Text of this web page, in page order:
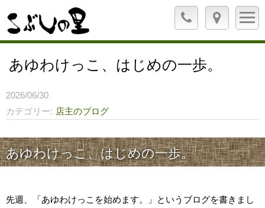
あゆわけっこ、はじめの一歩。
2026/06/30
カテゴリー
店主のブログ
あゆわけっこ、はじめの一歩。
先週、「あゆわけっこを始めます。」というブログを書きまし